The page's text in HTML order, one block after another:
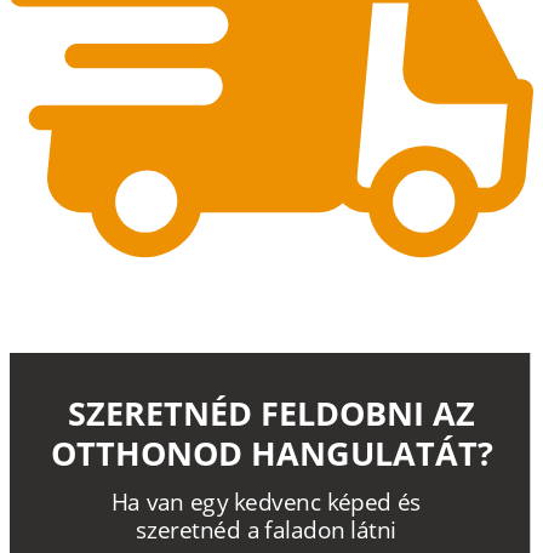
Ha van egy kedvenc képed és
szeretnéd a faladon látni
SZERETNÉD FELDOBNI AZ
OTTHONOD HANGULATÁT?